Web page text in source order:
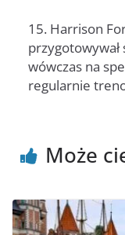
15. Harrison
przygotowywał
wówczas na
regularnie
Może